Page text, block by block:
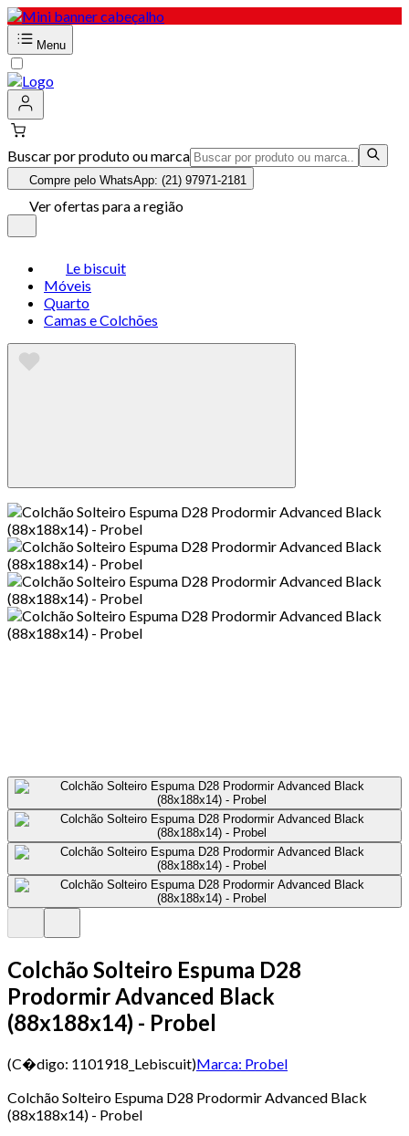
Menu
Buscar por produto ou marca
Compre pelo WhatsApp: (21) 97971-2181
Ver ofertas para a região
Le biscuit
Móveis
Quarto
Camas e Colchões
Colchão Solteiro Espuma D28
Prodormir Advanced Black
(88x188x14) - Probel
(C�digo: 1101918_Lebiscuit)Marca: Probel
Colchão Solteiro Espuma D28 Prodormir Advanced Black
(88x188x14) - Probel